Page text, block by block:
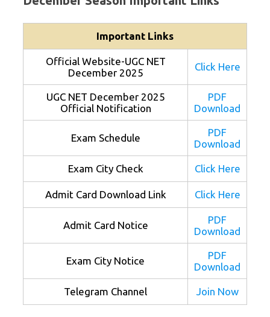
Important Links
Official Website-UGC NET
December 2025
Click Here
UGC NET December 2025
Official Notification
PDF
Download
Exam Schedule
PDF
Download
Exam City Check Click Here
Admit Card Download Link Click Here
Admit Card Notice
PDF
Download
Exam City Notice
PDF
Download
Telegram Channel Join Now